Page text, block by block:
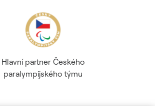
Hlavní partner Českého
paralympijského týmu